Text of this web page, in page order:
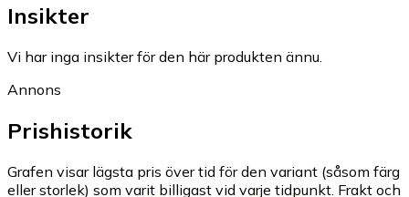
Insikter
Vi har inga insikter för den här produkten ännu.
Annons
Prishistorik
Grafen visar lägsta pris över tid för den variant (såsom färg
eller storlek) som varit billigast vid varje tidpunkt. Frakt och